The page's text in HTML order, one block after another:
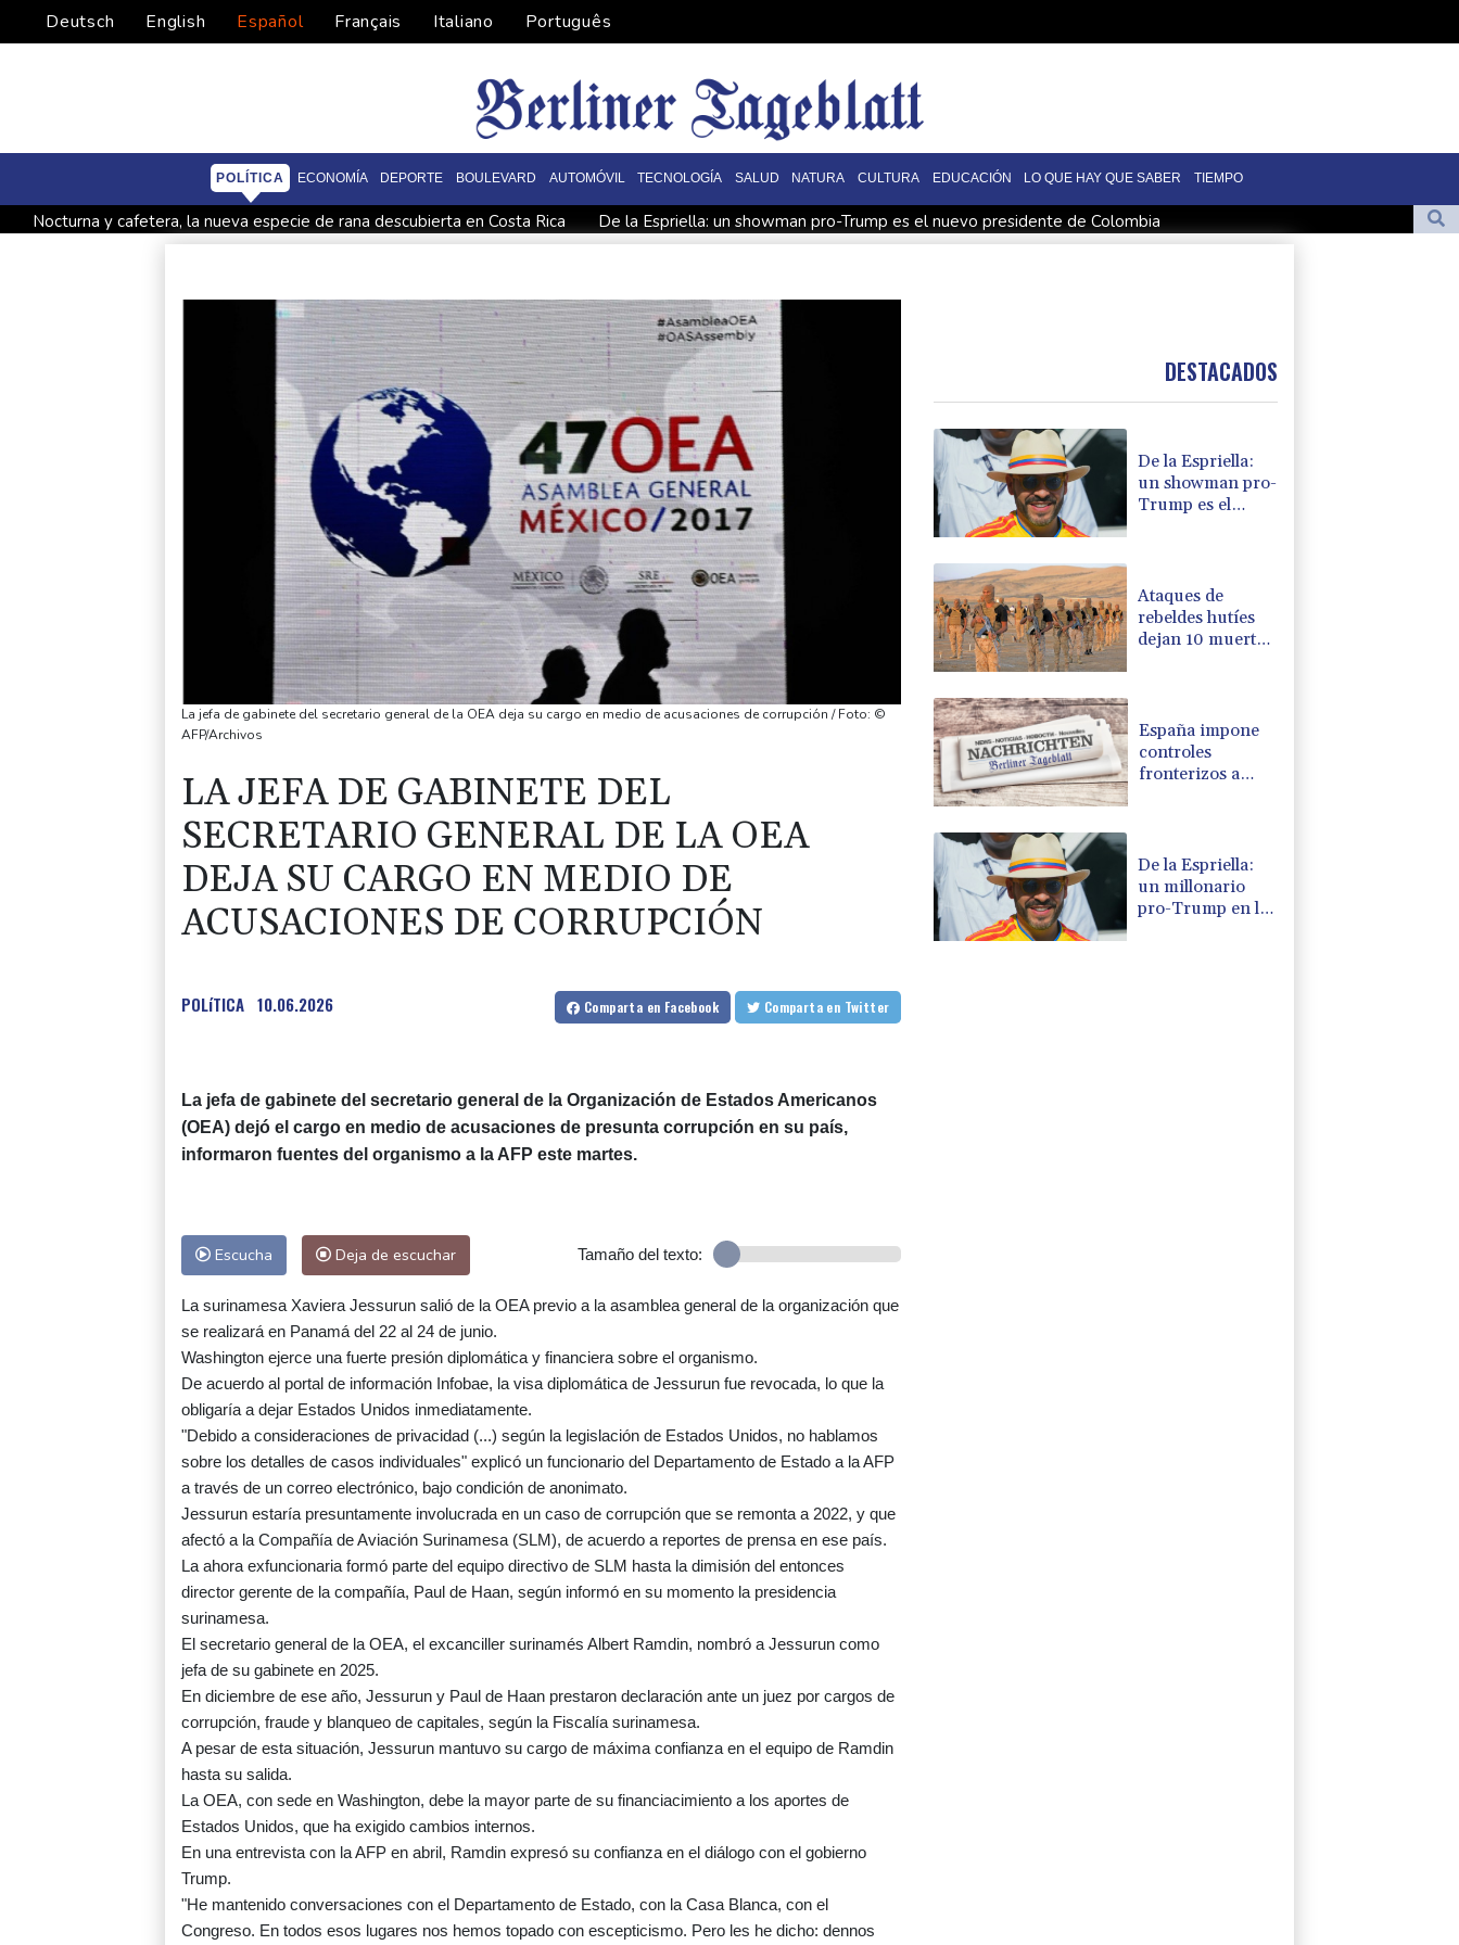
Deutsch English Español Français Italiano Português
POLÍTICA ECONOMÍA DEPORTE BOULEVARD AUTOMÓVIL TECNOLOGÍA SALUD NATURA CULTURA EDUCACIÓN LO QUE HAY QUE SABER TIEMPO
Nocturna y cafetera, la nueva especie de rana descubierta en Costa Rica
De la Espriella: un showman pro-Trump es el nuevo presidente de Colombia
España lanza un ultimátum a Italia para que levante controles fronterizos
Exabogado de Trump listo para ser confirmado como fiscal general de EEUU
Muere el productor William Orbit, que colaboró con Madonna en "Ray of Light"
Los rebeldes hutíes continúan su ofensiva en Yemen con ataques en una región petrolera
La jefa de gabinete del secretario general de la OEA deja su cargo en medio de acusaciones de corrupción / Foto: ©
AFP/Archivos
LA JEFA DE GABINETE DEL
SECRETARIO GENERAL DE LA OEA
DEJA SU CARGO EN MEDIO DE
ACUSACIONES DE CORRUPCIÓN
POLíTICA 10.06.2026 Comparta en Facebook Comparta en Twitter
La jefa de gabinete del secretario general de la Organización de Estados Americanos
(OEA) dejó el cargo en medio de acusaciones de presunta corrupción en su país,
informaron fuentes del organismo a la AFP este martes.
Escucha Deja de escuchar Tamaño del texto:
La surinamesa Xaviera Jessurun salió de la OEA previo a la asamblea general de la organización que
se realizará en Panamá del 22 al 24 de junio.
Washington ejerce una fuerte presión diplomática y financiera sobre el organismo.
De acuerdo al portal de información Infobae, la visa diplomática de Jessurun fue revocada, lo que la
obligaría a dejar Estados Unidos inmediatamente.
"Debido a consideraciones de privacidad (...) según la legislación de Estados Unidos, no hablamos
sobre los detalles de casos individuales" explicó un funcionario del Departamento de Estado a la AFP
a través de un correo electrónico, bajo condición de anonimato.
Jessurun estaría presuntamente involucrada en un caso de corrupción que se remonta a 2022, y que
afectó a la Compañía de Aviación Surinamesa (SLM), de acuerdo a reportes de prensa en ese país.
La ahora exfuncionaria formó parte del equipo directivo de SLM hasta la dimisión del entonces
director gerente de la compañía, Paul de Haan, según informó en su momento la presidencia
surinamesa.
El secretario general de la OEA, el excanciller surinamés Albert Ramdin, nombró a Jessurun como
jefa de su gabinete en 2025.
En diciembre de ese año, Jessurun y Paul de Haan prestaron declaración ante un juez por cargos de
corrupción, fraude y blanqueo de capitales, según la Fiscalía surinamesa.
A pesar de esta situación, Jessurun mantuvo su cargo de máxima confianza en el equipo de Ramdin
hasta su salida.
La OEA, con sede en Washington, debe la mayor parte de su financiacimiento a los aportes de
Estados Unidos, que ha exigido cambios internos.
En una entrevista con la AFP en abril, Ramdin expresó su confianza en el diálogo con el gobierno
Trump.
"He mantenido conversaciones con el Departamento de Estado, con la Casa Blanca, con el
Congreso. En todos esos lugares nos hemos topado con escepticismo. Pero les he dicho: dennos
DESTACADOS
De la Espriella:
un showman pro-
Trump es el
Ataques de
rebeldes hutíes
dejan 10 muertos
España impone
controles
fronterizos a
De la Espriella:
un millonario
pro-Trump en la